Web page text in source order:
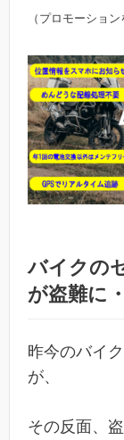
（プロモーション
バイクの
が盗難に
昨今のバイ
が、
その反面、